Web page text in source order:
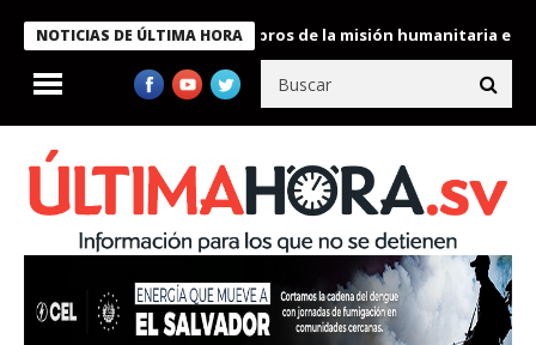
NOTICIAS DE ÚLTIMA HORA
Bukele condecora a miembros de la misión humanitaria enviada